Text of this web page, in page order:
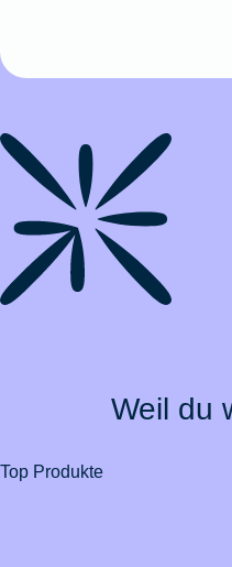
Weil du
Top Produkte